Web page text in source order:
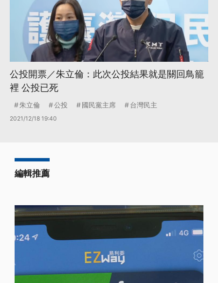
公投開票／朱立倫：此次公投結果就是關回鳥籠
裡 公投已死
朱立倫 公投 國民黨主席 台灣民主
2021/12/18 19:40
編輯推薦